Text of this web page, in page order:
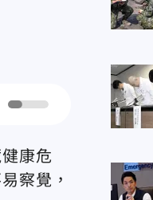
康危
察覺，